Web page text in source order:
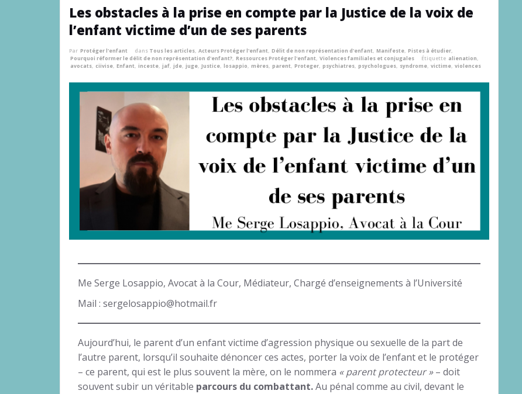
Les obstacles à la prise en compte par la Justice de la voix de
l’enfant victime d’un de ses parents
Par Protéger l'enfant dans Tous les articles, Acteurs Protéger l'enfant, Délit de non représentation d'enfant, Manifeste, Pistes à étudier,
Pourquoi réformer le délit de non représentation d'enfant?, Ressources Protéger l'enfant, Violences familiales et conjugales Étiquette alienation,
avocats, ciivise, Enfant, inceste, jaf, jde, juge, Justice, losappio, mères, parent, Proteger, psychiatres, psychologues, syndrome, victime, violences
Me Serge Losappio, Avocat à la Cour, Médiateur, Chargé d’enseignements à l’Université
Mail : sergelosappio@hotmail.fr
Aujourd’hui, le parent d’un enfant victime d’agression physique ou sexuelle de la part de
l’autre parent, lorsqu’il souhaite dénoncer ces actes, porter la voix de l’enfant et le protéger
– ce parent, qui est le plus souvent la mère, on le nommera « parent protecteur »– doit
souvent subir un véritable parcours du combattant.Au pénal comme au civil, devant le